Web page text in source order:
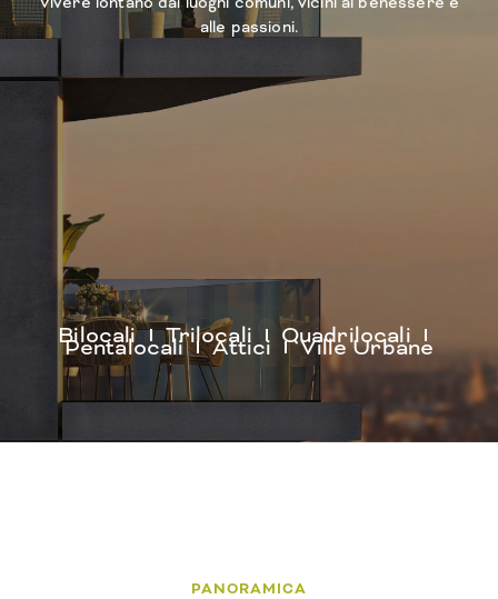
alle passioni.
Bilocali Trilocali Quadrilocali
Pentalocali Attici Ville Urbane
PANORAMICA